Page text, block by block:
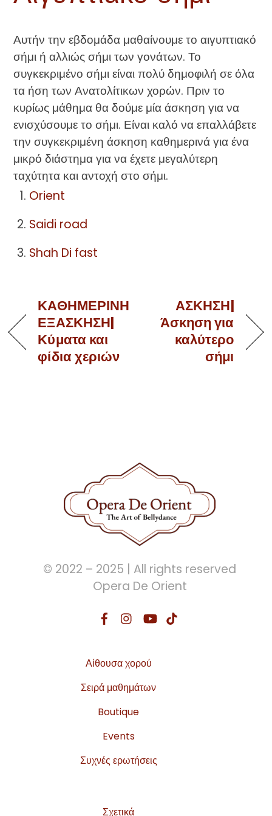
Αυτήν την εβδομάδα μαθαίνουμε το αιγυπτιακό
σήμι ή αλλιώς σήμι των γονάτων. Το
συγκεκριμένο σήμι είναι πολύ δημοφιλή σε όλα
τα ήση των Ανατολίτικων χορών. Πριν το
κυρίως μάθημα θα δούμε μία άσκηση για να
ενισχύσουμε το σήμι. Είναι καλό να επαλλάβετε
την συγκεκριμένη άσκηση καθημερινά για ένα
μικρό διάστημα για να έχετε μεγαλύτερη
ταχύτητα και αντοχή στο σήμι.
Orient
Saidi road
Shah Di fast
ΚΑΘΗΜΕΡΙΝΗ
ΕΞΑΣΚΗΣΗ|
Κύματα και
φίδια χεριών
ΑΣΚΗΣΗ|
Άσκηση για
καλύτερο
σήμι
© 2022 – 2025 | All rights reserved
Opera De Orient
Αίθουσα χορού
Σειρά μαθημάτων
Boutique
Events
Συχνές ερωτήσεις
Σχετικά